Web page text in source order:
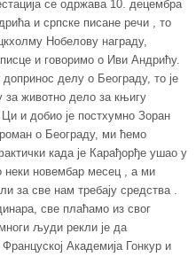
се одржава 10. децембра
и српске писане речи , то
Нобелову награду,
и говоримо о Иви Андрићу.
делу о Београду, то је
за животно дело за књигу
и добио је постхумно Зоран
о Београду, ми ћемо
када је Карађорђе ушао у
неки новембар месец , а ми
за све нам требају средства .
све плаћамо из свог
људи рекли је да
Академија Гонкур и